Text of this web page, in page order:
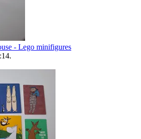
- Lego minifigures
.